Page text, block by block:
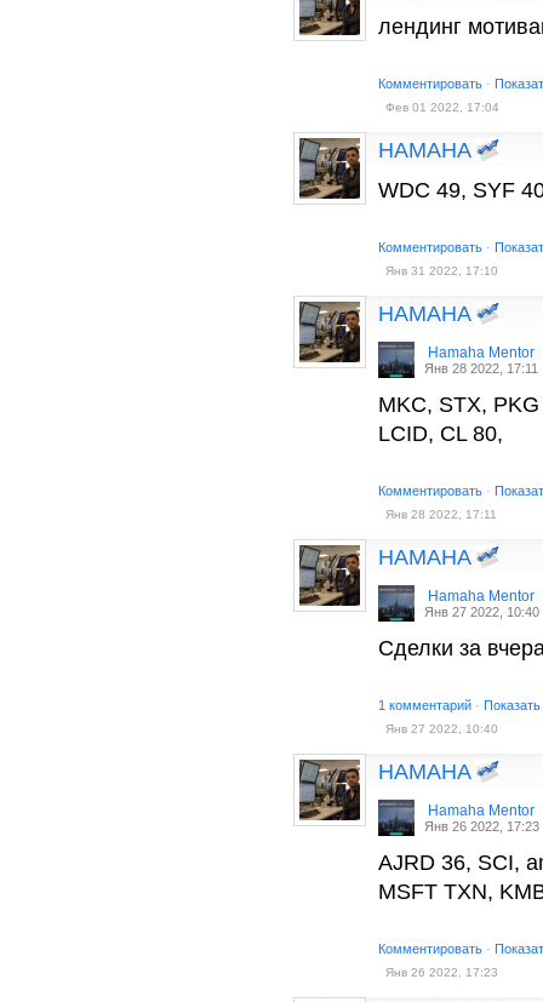
лендинг
Комментировать ·
Фев 01 2022, 17:04
HAMAHA
WDC 49, SYF
Комментировать ·
Янв 31 2022, 17:10
HAMAHA
Hamaha Mentor
Янв 28 2022, 17:11
MKC, STX,
LCID, CL 80,
Комментировать ·
Янв 28 2022, 17:11
HAMAHA
Hamaha Mentor
Янв 27 2022, 10:40
Сделки за
1 комментарий ·
Янв 27 2022, 10:40
HAMAHA
Hamaha Mentor
Янв 26 2022, 17:23
AJRD 36, SCI,
MSFT TXN,
Комментировать ·
Янв 26 2022, 17:23